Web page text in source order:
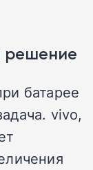
решение
батарее
vivo,